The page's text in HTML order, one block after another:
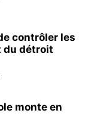
contrôler les
du détroit
monte en